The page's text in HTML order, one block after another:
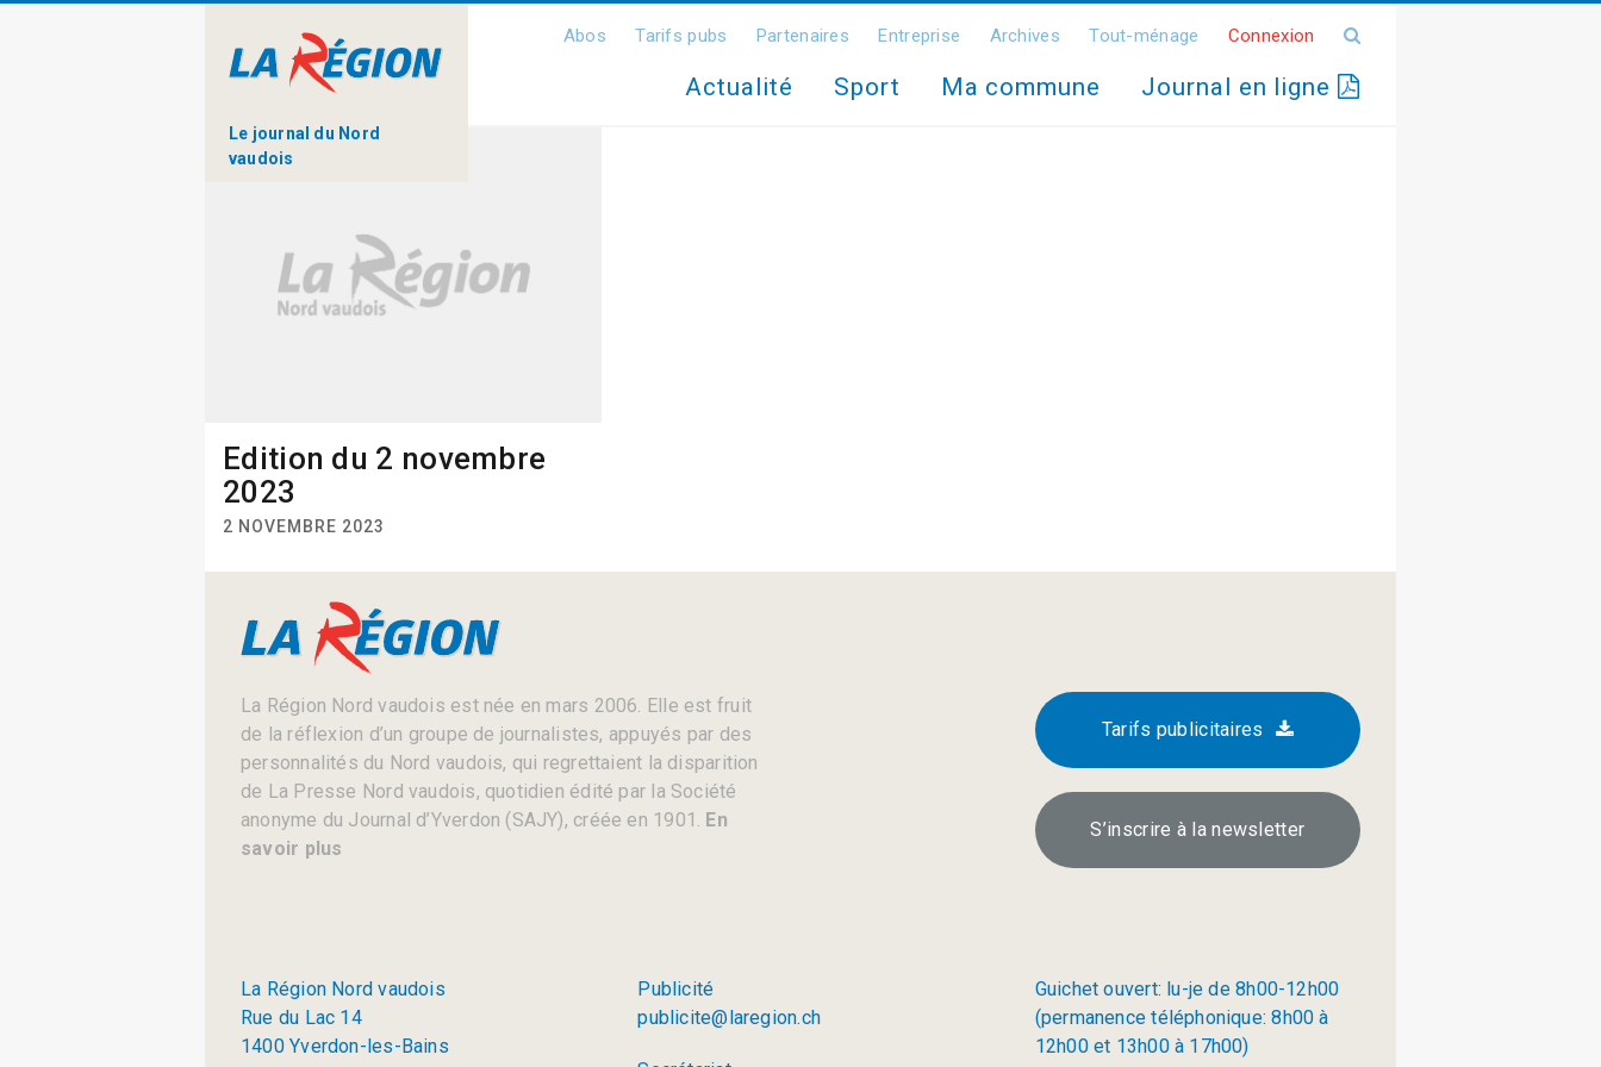
Le journal du Nord
vaudois
Abos Tarifs pubs Partenaires Entreprise Archives Tout-ménage Connexion
Actualité Sport Ma commune Journal en ligne
Edition du 2 novembre
2023
2 NOVEMBRE 2023
La Région Nord vaudois est née en mars 2006. Elle est fruit
de la réflexion d’un groupe de journalistes, appuyés par des
personnalités du Nord vaudois, qui regrettaient la disparition
de La Presse Nord vaudois, quotidien édité par la Société
anonyme du Journal d’Yverdon (SAJY), créée en 1901. En
savoir plus
Tarifs publicitaires
S’inscrire à la newsletter
La Région Nord vaudois
Rue du Lac 14
1400 Yverdon-les-Bains
Publicité
publicite@laregion.ch
Guichet ouvert: lu-je de 8h00-12h00
(permanence téléphonique: 8h00 à
12h00 et 13h00 à 17h00)